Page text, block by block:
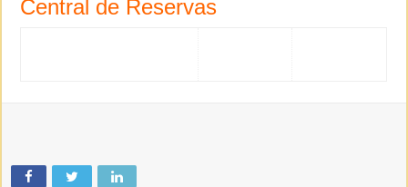
Central de Reservas